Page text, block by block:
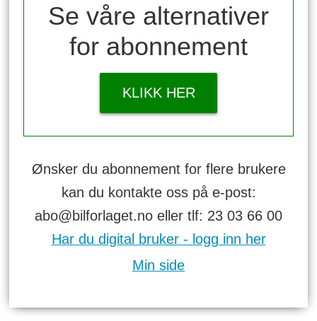
Se våre alternativer
for abonnement
KLIKK HER
Ønsker du abonnement for flere brukere
kan du kontakte oss på e-post:
abo@bilforlaget.no eller tlf: 23 03 66 00
Har du digital bruker - logg inn her
Min side